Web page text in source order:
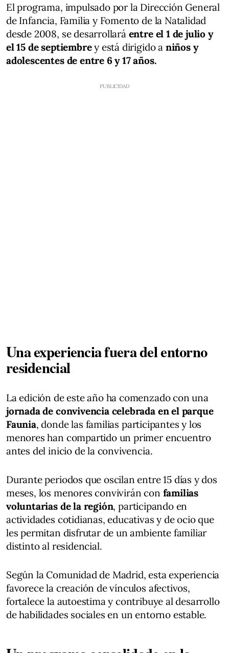
El programa, impulsado por la Dirección General
de Infancia, Familia y Fomento de la Natalidad
desde 2008, se desarrollará entre el 1 de julio y
el 15 de septiembrey está dirigido a niños y
adolescentes de entre 6 y 17 años.
Una experiencia fuera del entorno
residencial
La edición de este año ha comenzado con una
jornada de convivencia celebrada en el parque
Faunia, donde las familias participantes y los
menores han compartido un primer encuentro
antes del inicio de la convivencia.
Durante periodos que oscilan entre 15 días y dos
meses, los menores convivirán con familias
voluntarias de la región, participando en
actividades cotidianas, educativas y de ocio que
les permitan disfrutar de un ambiente familiar
distinto al residencial.
Según la Comunidad de Madrid, esta experiencia
favorece la creación de vínculos afectivos,
fortalece la autoestima y contribuye al desarrollo
de habilidades sociales en un entorno estable.